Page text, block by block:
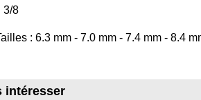
3/8
: 6.3 mm - 7.0 mm - 7.4 mm - 8.4
intéresser